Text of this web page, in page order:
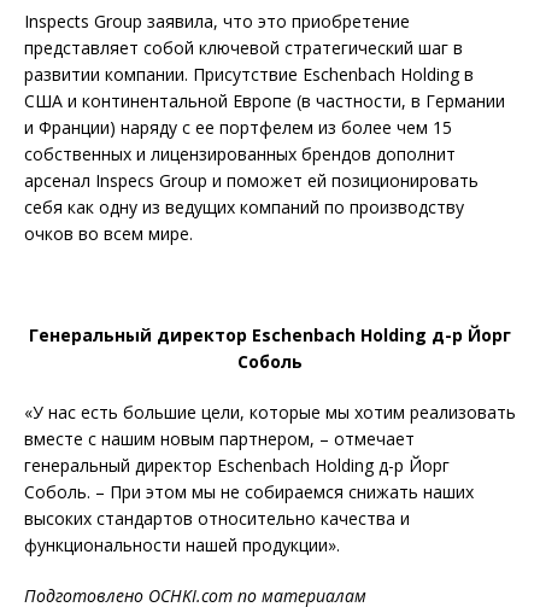
Inspects Group заявила, что это приобретение
представляет собой ключевой стратегический шаг в
развитии компании. Присутствие Eschenbach Holding в
США и континентальной Европе (в частности, в Германии
и Франции) наряду с ее портфелем из более чем 15
собственных и лицензированных брендов дополнит
арсенал Inspecs Group и поможет ей позиционировать
себя как одну из ведущих компаний по производству
очков во всем мире.
Генеральный директор Eschenbach Holding д-р Йорг
Соболь
«У нас есть большие цели, которые мы хотим реализовать
вместе с нашим новым партнером, – отмечает
генеральный директор Eschenbach Holding д-р Йорг
Соболь. – При этом мы не собираемся снижать наших
высоких стандартов относительно качества и
функциональности нашей продукции».
Подготовлено OCHKI.com по материалам